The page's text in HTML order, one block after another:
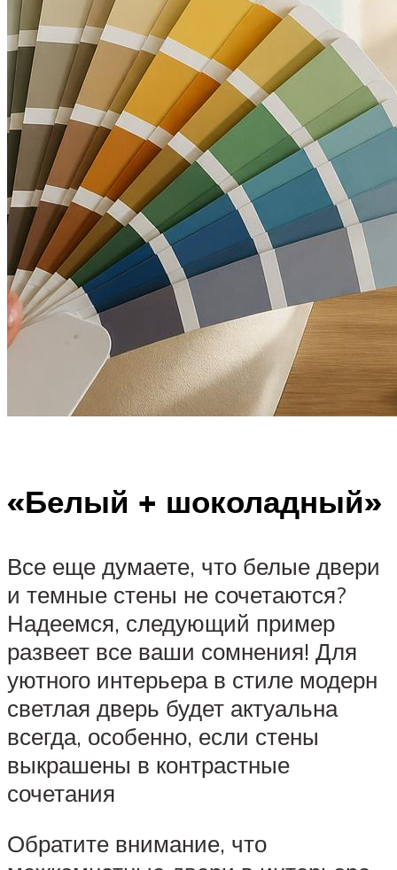
«Белый + шоколадный»
Все еще думаете, что белые двери
и темные стены не сочетаются?
Надеемся, следующий пример
развеет все ваши сомнения! Для
уютного интерьера в стиле модерн
светлая дверь будет актуальна
всегда, особенно, если стены
выкрашены в контрастные
сочетания
Обратите внимание, что